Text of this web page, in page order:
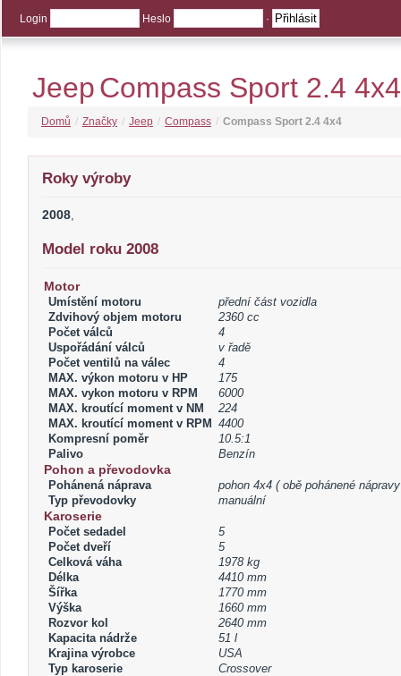
Login Heslo ·
JeepCompass Sport 2.4 4x4
Domů / Značky / Jeep / Compass / Compass Sport 2.4 4x4
Roky výroby
2008,
Model roku 2008
Motor
Umístění motoru
přední část vozidla
Zdvihový objem motoru
2360 cc
Počet válců
4
Uspořádání válců
v řadě
Počet ventilů na válec
4
MAX. výkon motoru v HP
175
MAX. vykon motoru v RPM
6000
MAX. kroutící moment v NM
224
MAX. kroutící moment v RPM 4400
Kompresní poměr
10.5:1
Palivo
Benzín
Pohon a převodovka
Pohánená náprava
pohon 4x4 ( obě pohánené
Typ převodovky
manuální
Karoserie
Počet sedadel
5
Počet dveří
5
Celková váha
1978 kg
Délka
4410 mm
Šířka
1770 mm
Výška
1660 mm
Rozvor kol
2640 mm
Kapacita nádrže
51 l
Krajina výrobce
USA
Typ karoserie
Crossover